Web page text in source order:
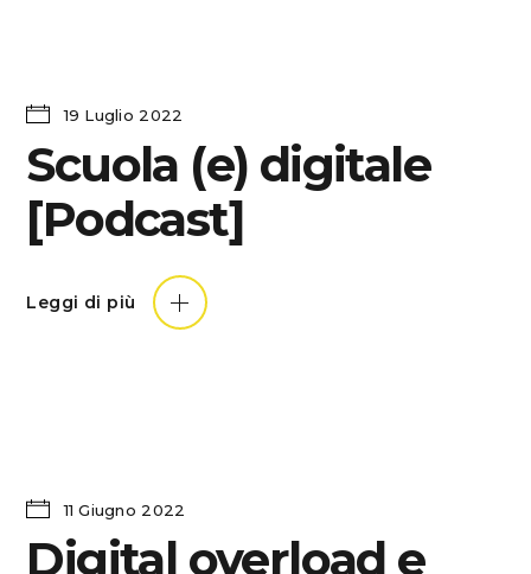
19 Luglio 2022
Scuola (e) digitale
[Podcast]
Leggi di più
11 Giugno 2022
Digital overload e